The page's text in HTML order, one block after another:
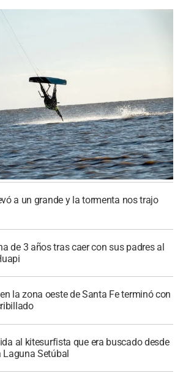
a un grande y la tormenta nos trajo
de 3 años tras caer con sus padres al
la zona oeste de Santa Fe terminó con
al kitesurfista que era buscado desde
Laguna Setúbal